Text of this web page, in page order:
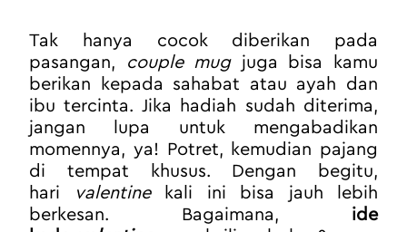
Tak hanya cocok diberikan pada
pasangan,
couple mug juga bisa kamu
berikan kepada sahabat atau ayah dan
ibu tercinta. Jika hadiah sudah diterima,
jangan lupa untuk mengabadikan
momennya, ya! Potret, kemudian pajang
di tempat khusus. Dengan begitu,
hari
valentine kali ini bisa jauh lebih
berkesan. Bagaimana, ide